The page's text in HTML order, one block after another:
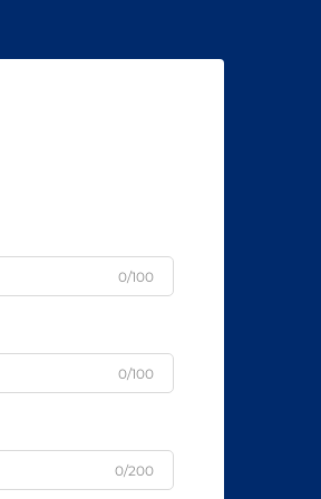
0/100
0/100
0/200